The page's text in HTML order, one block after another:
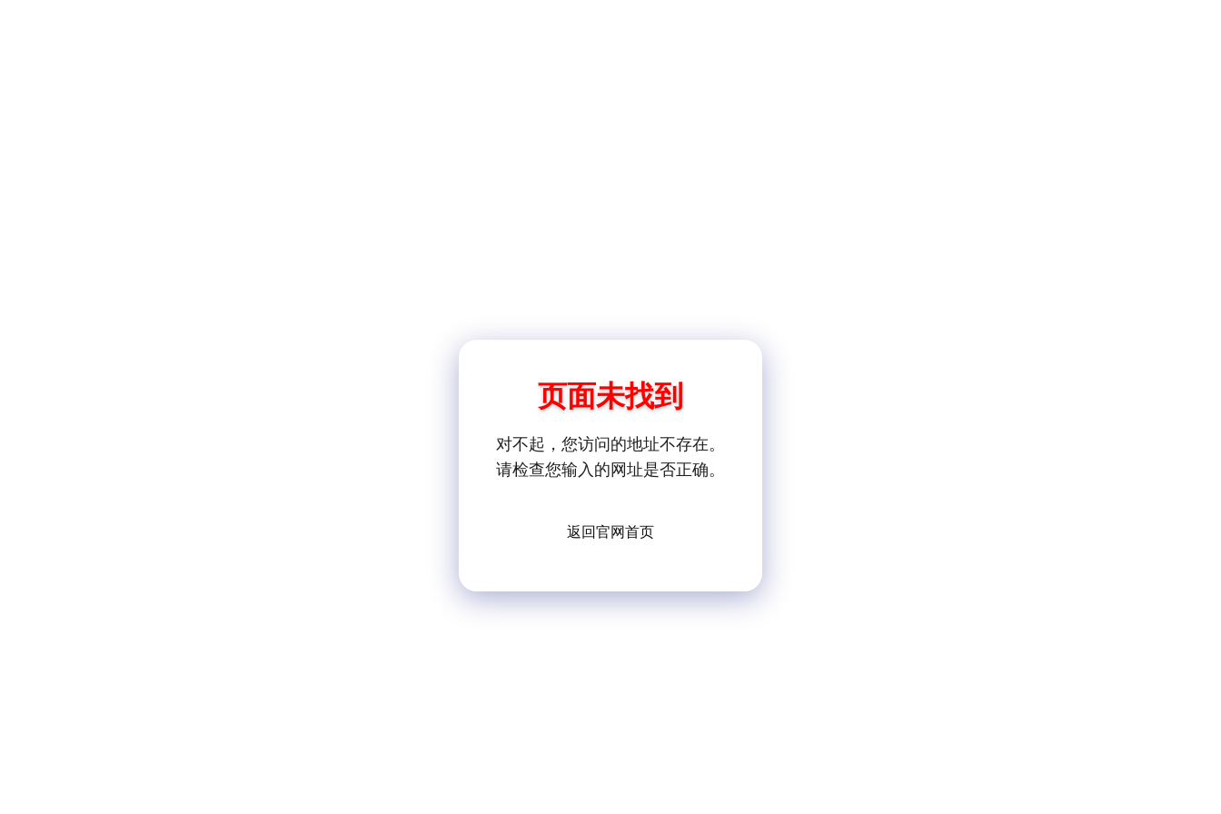
页面未找到
对不起，您访问的地址不存在。
请检查您输入的网址是否正确。
返回官网首页